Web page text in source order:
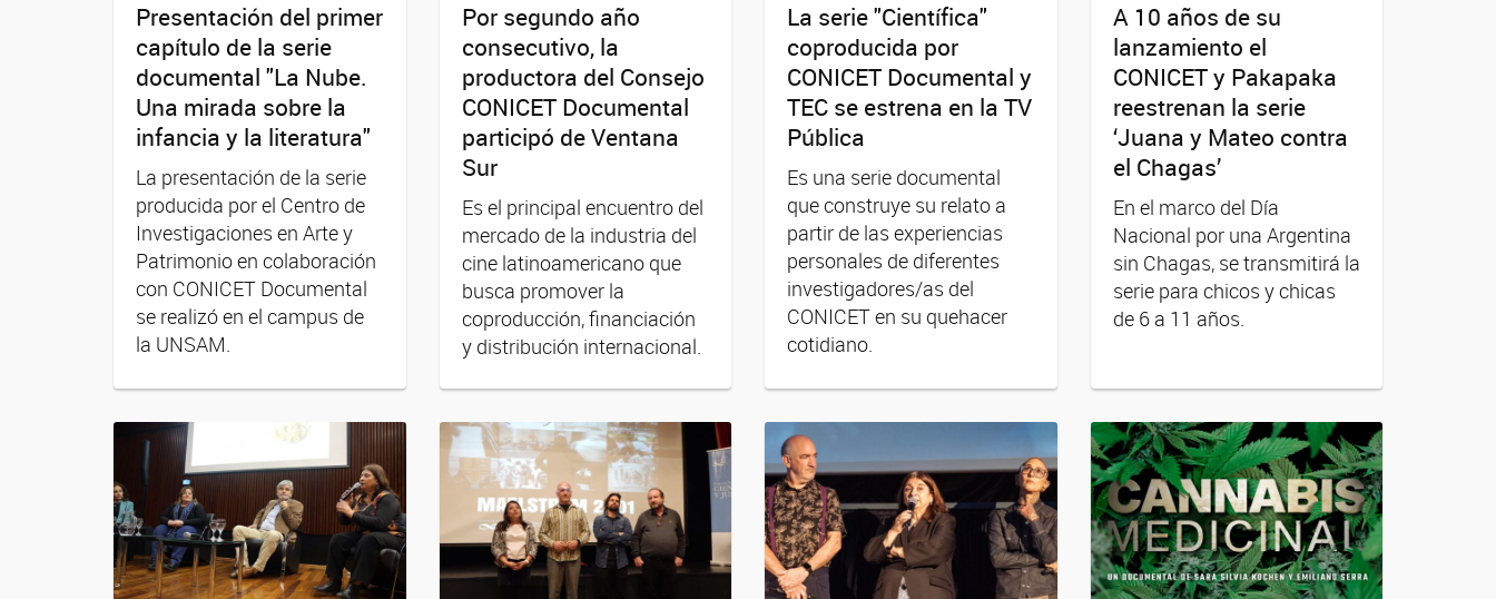
Presentación del primer
capítulo de la serie
documental "La Nube.
Una mirada sobre la
infancia y la literatura"
La presentación de la serie
producida por el Centro de
Investigaciones en Arte y
Patrimonio en colaboración
con CONICET Documental
se realizó en el campus de
la UNSAM.
Por segundo año
consecutivo, la
productora del Consejo
CONICET Documental
participó de Ventana
Sur
Es el principal encuentro del
mercado de la industria del
cine latinoamericano que
busca promover la
coproducción, financiación
y distribución internacional.
La serie "Científica"
coproducida por
CONICET Documental y
TEC se estrena en la TV
Pública
Es una serie documental
que construye su relato a
partir de las experiencias
personales de diferentes
investigadores/as del
CONICET en su quehacer
cotidiano.
A 10 años de su
lanzamiento el
CONICET y Pakapaka
reestrenan la serie
‘Juana y Mateo contra
el Chagas’
En el marco del Día
Nacional por una Argentina
sin Chagas, se transmitirá la
serie para chicos y chicas
de 6 a 11 años.